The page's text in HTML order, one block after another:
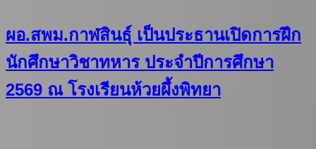
ผอ.สพม.กาฬสินธุ์ เป็นประธานเปิดการฝึก
นักศึกษาวิชาทหาร ประจำปีการศึกษา
2569 ณ โรงเรียนห้วยผึ้งพิทยา